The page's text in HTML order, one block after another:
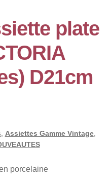
plate
D21cm
, Assiettes Gamme Vintage,
porcelaine